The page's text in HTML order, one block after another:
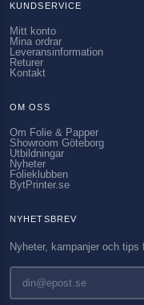
KUNDSERVICE
Mitt konto
Mina ordrar
Leveransinformation
Returer
Kontakt
OM OSS
Om Folie & Papper
Showroom Göteborg
Utbildningar
Nyheter
Folieklubben
BytPrinter.se
NYHETSBREV
Nyheter, kampanjer och